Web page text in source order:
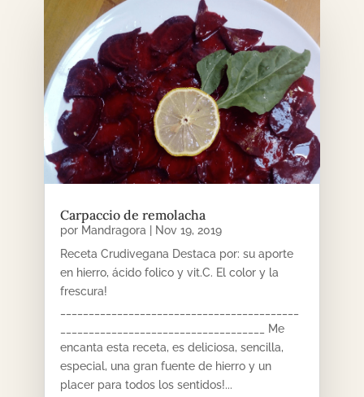
Carpaccio de remolacha
por Mandragora
Nov 19, 2019
Receta Crudivegana Destaca por: su aporte
en hierro, ácido folico y vit.C. El color y la
frescura!
____________________________________ Me
encanta esta receta, es deliciosa, sencilla,
especial, una gran fuente de hierro y un
placer para todos los sentidos!...